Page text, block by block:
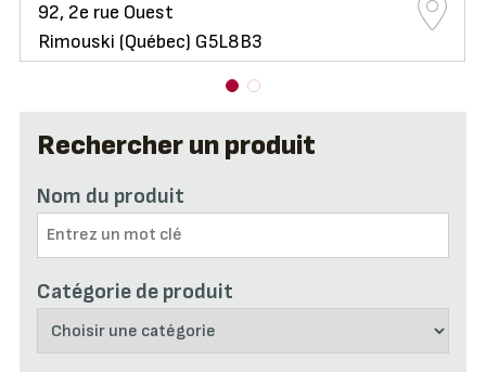
Rechercher un produit
Nom du produit
Catégorie de produit
92, 2e rue Ouest
Rimouski (Québec) G5L8B3